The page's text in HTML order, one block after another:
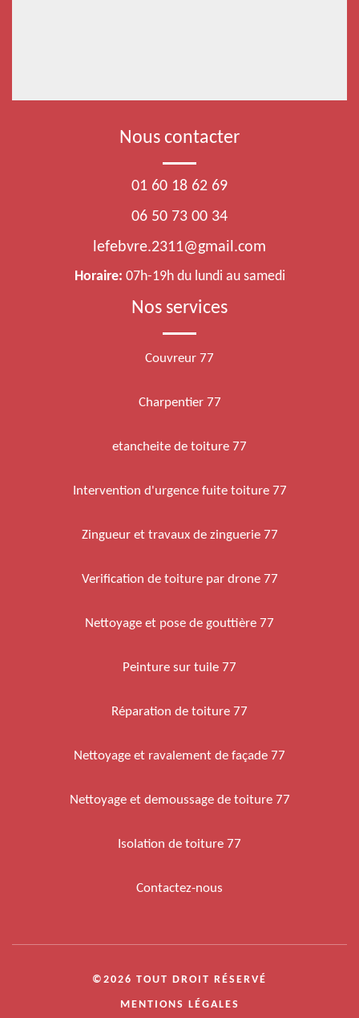
Nous contacter
01 60 18 62 69
06 50 73 00 34
lefebvre.2311@gmail.com
Horaire: 07h-19h du lundi au samedi
Nos services
Couvreur 77
Charpentier 77
etancheite de toiture 77
Intervention d'urgence fuite toiture 77
Zingueur et travaux de zinguerie 77
Verification de toiture par drone 77
Nettoyage et pose de gouttière 77
Peinture sur tuile 77
Réparation de toiture 77
Nettoyage et ravalement de façade 77
Nettoyage et demoussage de toiture 77
Isolation de toiture 77
Contactez-nous
©2026 TOUT DROIT RÉSERVÉ
MENTIONS LÉGALES